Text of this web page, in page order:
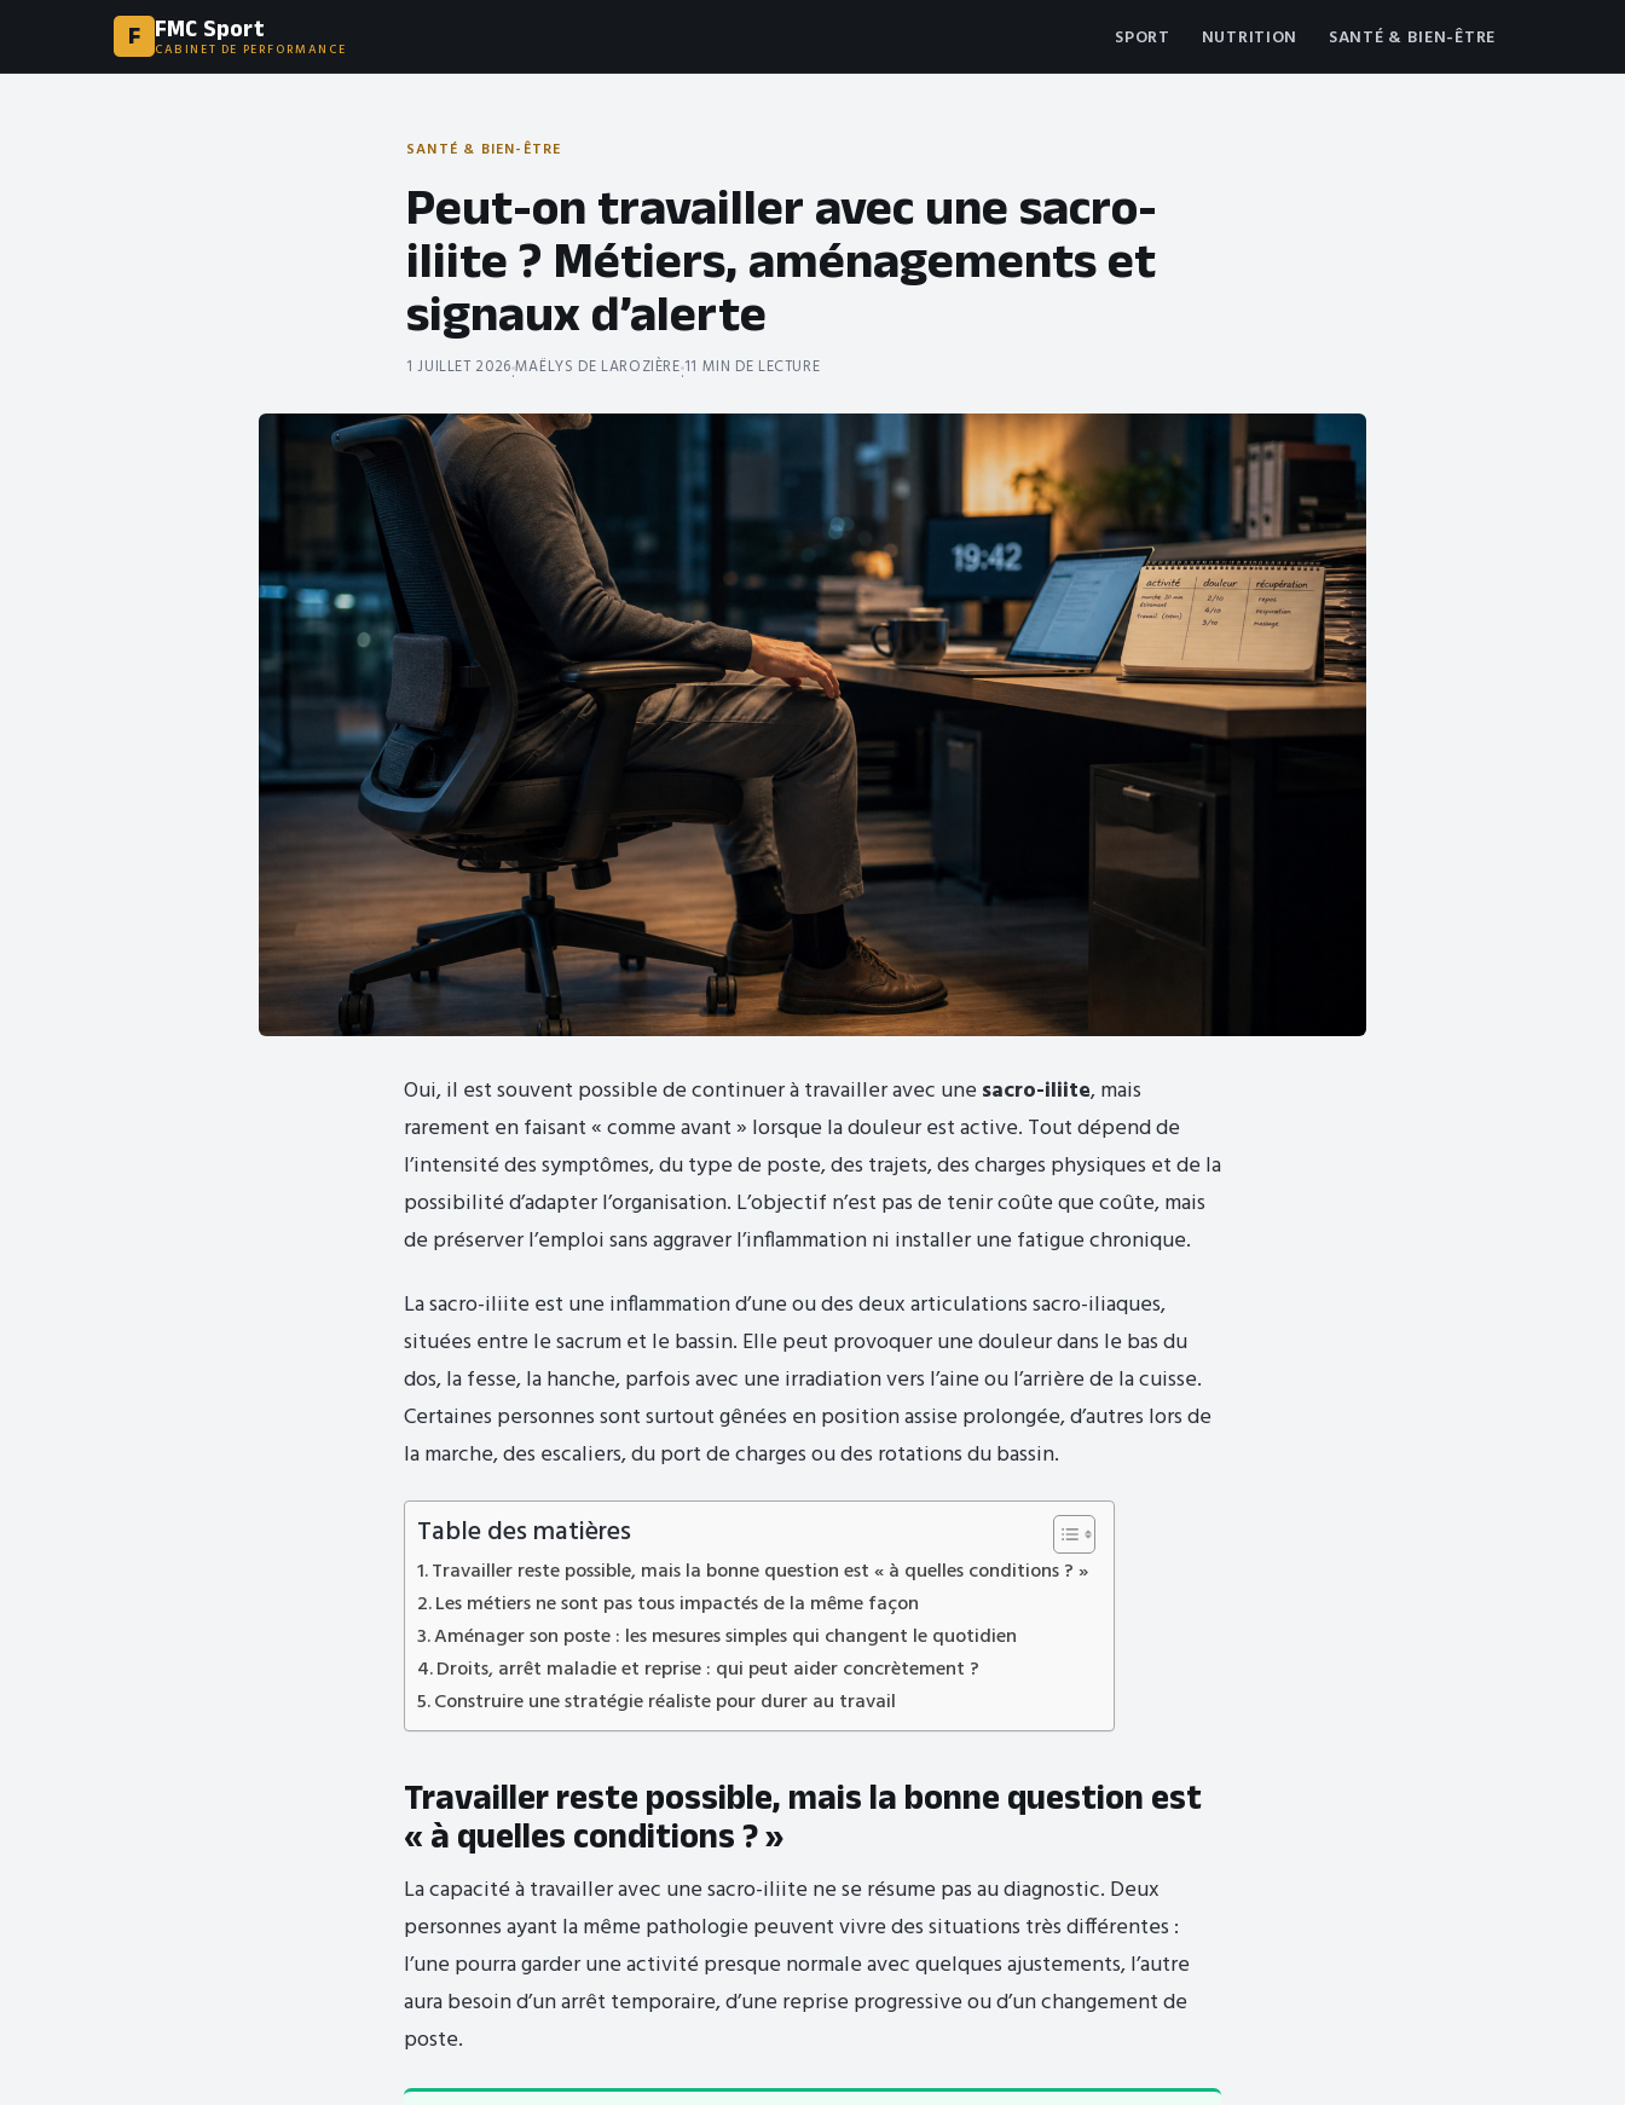
F FMC Sport
CABINET DE PERFORMANCE SPORT NUTRITION SANTÉ & BIEN-ÊTRE
SANTÉ & BIEN-ÊTRE
Peut-on travailler avec une sacro-
iliite ? Métiers, aménagements et
signaux d’alerte
1 JUILLET 2026·MAËLYS DE LAROZIÈRE·11 MIN DE LECTURE
Oui, il est souvent possible de continuer à travailler avec une sacro-iliite, mais
rarement en faisant « comme avant » lorsque la douleur est active. Tout dépend de
l’intensité des symptômes, du type de poste, des trajets, des charges physiques et de la
possibilité d’adapter l’organisation. L’objectif n’est pas de tenir coûte que coûte, mais
de préserver l’emploi sans aggraver l’inflammation ni installer une fatigue chronique.
La sacro-iliite est une inflammation d’une ou des deux articulations sacro-iliaques,
situées entre le sacrum et le bassin. Elle peut provoquer une douleur dans le bas du
dos, la fesse, la hanche, parfois avec une irradiation vers l’aine ou l’arrière de la cuisse.
Certaines personnes sont surtout gênées en position assise prolongée, d’autres lors de
la marche, des escaliers, du port de charges ou des rotations du bassin.
Table des matières
Travailler reste possible, mais la bonne question est « à quelles conditions ? »
Les métiers ne sont pas tous impactés de la même façon
Aménager son poste : les mesures simples qui changent le quotidien
Droits, arrêt maladie et reprise : qui peut aider concrètement ?
Construire une stratégie réaliste pour durer au travail
Travailler reste possible, mais la bonne question est
« à quelles conditions ? »
La capacité à travailler avec une sacro-iliite ne se résume pas au diagnostic. Deux
personnes ayant la même pathologie peuvent vivre des situations très différentes :
l’une pourra garder une activité presque normale avec quelques ajustements, l’autre
aura besoin d’un arrêt temporaire, d’une reprise progressive ou d’un changement de
poste.